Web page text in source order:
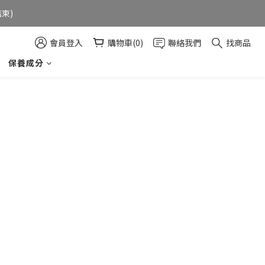
)
會員登入 購物車(0) 聯絡我們
找商品
保養成分